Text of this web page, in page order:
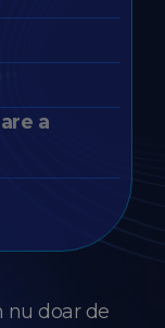
nu doar de
a